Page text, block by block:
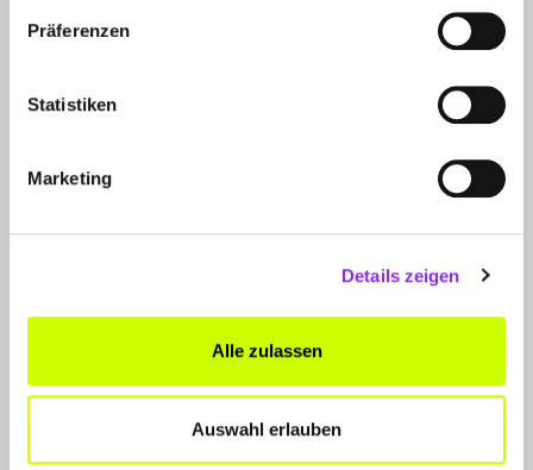
Präferenzen
Statistiken
Marketing
Details zeigen
Alle zulassen
Auswahl erlauben
Kontakt
SERVICE
FÜR UNTERNEHMER
Werben auf dem Blog